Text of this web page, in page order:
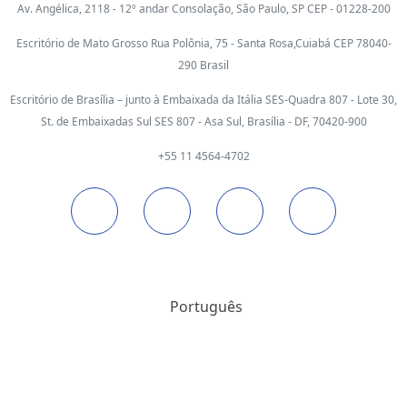
Av. Angélica, 2118 - 12º andar Consolação, São Paulo, SP CEP - 01228-200
Escritório de Mato Grosso Rua Polônia, 75 - Santa Rosa,Cuiabá CEP 78040-
290 Brasil
Escritório de Brasília – junto à Embaixada da Itália SES-Quadra 807 - Lote 30,
St. de Embaixadas Sul SES 807 - Asa Sul, Brasília - DF, 70420-900
+55 11 4564-4702
Português